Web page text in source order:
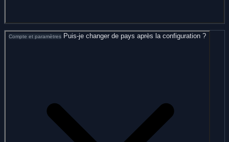
Compte et paramètres Puis-je changer de pays après la configuration ?